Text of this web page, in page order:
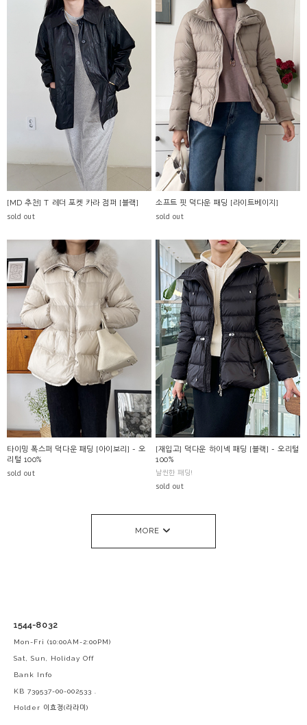
[MD 추천] T 레더 포켓 카라 점퍼 [블랙]
sold out
소프트 핏 덕다운 패딩 [라이트베이지]
sold out
타이밍 폭스퍼 덕다운 패딩 [아이보리] - 오
리털 100%
sold out
[재입고] 덕다운 하이넥 패딩 [블랙] - 오리털
100%
날씬한 패딩!
sold out
MORE
1544-8032
Mon-Fri (10:00AM-2:00PM)
Sat, Sun, Holiday Off
Bank Info
KB 739537-00-002533 .
Holder 이효정(라라미)